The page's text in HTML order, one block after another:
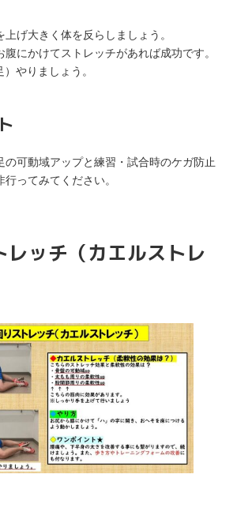
げ大きく体を反らしましょう。
にかけてストレッチがあれば成功です。
やりましょう。
の可動域アップと練習・試合時のケガ防止
ってみてください。
レッチ（カエルストレ